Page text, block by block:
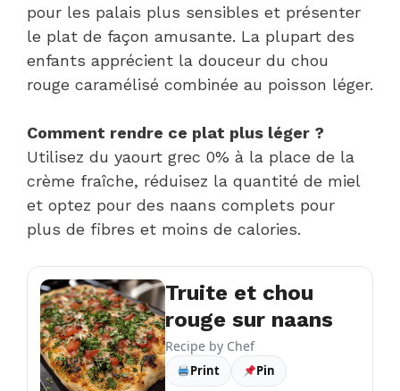
pour les palais plus sensibles et présenter
le plat de façon amusante. La plupart des
enfants apprécient la douceur du chou
rouge caramélisé combinée au poisson léger.
Comment rendre ce plat plus léger ?
Utilisez du yaourt grec 0% à la place de la
crème fraîche, réduisez la quantité de miel
et optez pour des naans complets pour
plus de fibres et moins de calories.
Truite et chou
rouge sur naans
Recipe by Chef
Print Pin